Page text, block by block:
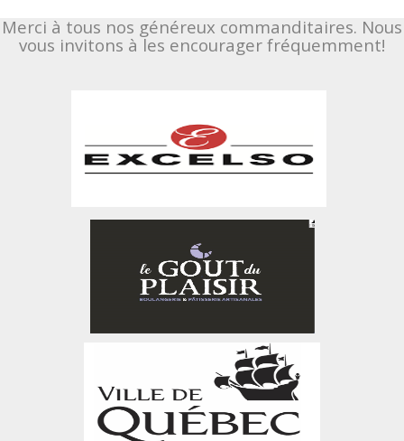
Merci à tous nos généreux commanditaires. Nous
vous invitons à les encourager fréquemment!